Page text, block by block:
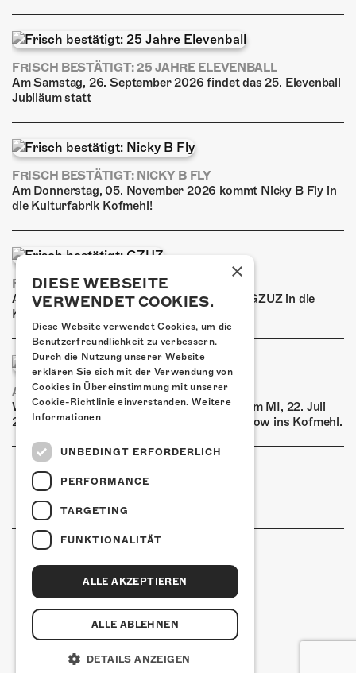
FRISCH BESTÄTIGT: 25 JAHRE ELEVENBALL
Am Samstag, 26. September 2026 findet das 25. Elevenball
Jubiläum statt
FRISCH BESTÄTIGT: NICKY B FLY
Am Donnerstag, 05. November 2026 kommt Nicky B Fly in
die Kulturfabrik Kofmehl!
FRISCH BESTÄTIGT: GZUZ
Am Donnerstag, 29. Oktober 2026 kommt GZUZ in die
Kulturfabrik Kofmehl!
AIRBOURNE - SPECIAL SUMMER SHOW
Wow, das ist ein Ding! Airbourne kommen am MI, 22. Juli
2026 für eine exklusive Special Summer Show ins Kofmehl.
Kulturfabrik Kofmehl
Kofmehlweg 1
+41 32 621 20 60
×
DIESE WEBSEITE
VERWENDET COOKIES.
Diese Website verwendet Cookies, um die
Benutzerfreundlichkeit zu verbessern.
Durch die Nutzung unserer Website
erklären Sie sich mit der Verwendung von
Cookies in Übereinstimmung mit unserer
Cookie-Richtlinie einverstanden. Weitere
Informationen
UNBEDINGT ERFORDERLICH
PERFORMANCE
TARGETING
FUNKTIONALITÄT
ALLE AKZEPTIEREN
ALLE ABLEHNEN
DETAILS ANZEIGEN